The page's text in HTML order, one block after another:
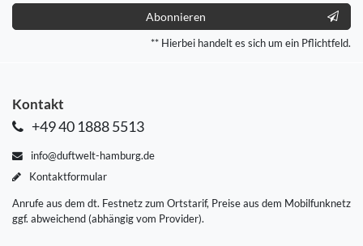
Abonnieren
** Hierbei handelt es sich um ein Pflichtfeld.
Kontakt
+49 40 1888 5513
info@duftwelt-hamburg.de
Kontaktformular
Anrufe aus dem dt. Festnetz zum Ortstarif, Preise aus dem Mobilfunknetz
ggf. abweichend (abhängig vom Provider).